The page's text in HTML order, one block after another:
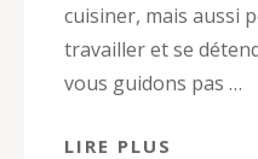
cuisiner, mais aussi
travailler et se
vous guidons pas …
LIRE PLUS